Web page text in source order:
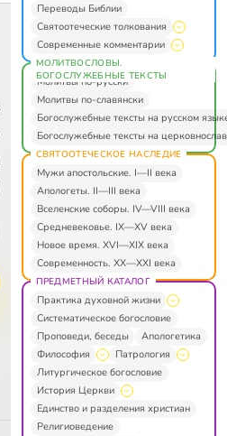
Переводы Библии
Святоотеческие толкования
Современные комментарии
МОЛИТВОСЛОВЫ.
БОГОСЛУЖЕБНЫЕ ТЕКСТЫ
Молитвы по-русски
Молитвы по-славянски
Богослужебные тексты на русском
Богослужебные тексты на
СВЯТООТЕЧЕСКОЕ НАСЛЕДИЕ
Мужи апостольские. I—II века
Апологеты. II—III века
Вселенские соборы. IV—VIII века
Средневековье. IX—XV века
Новое время. XVI—XIX века
Современность. XX—XXI века
ПРЕДМЕТНЫЙ КАТАЛОГ
Практика духовной жизни
Систематическое богословие
Проповеди, беседы
Апологетика
Философия
Патрология
Литургическое богословие
История Церкви
Единство и разделения христиан
Религиоведение